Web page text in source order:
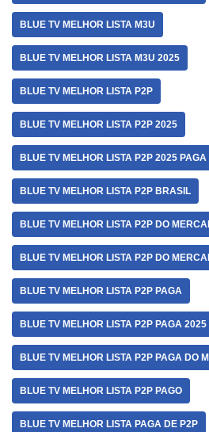
BLUE TV MELHOR LISTA M3U
BLUE TV MELHOR LISTA M3U 2025
BLUE TV MELHOR LISTA P2P
BLUE TV MELHOR LISTA P2P 2025
BLUE TV MELHOR LISTA P2P 2025 PAGA
BLUE TV MELHOR LISTA P2P BRASIL
BLUE TV MELHOR LISTA P2P DO
BLUE TV MELHOR LISTA P2P DO
BLUE TV MELHOR LISTA P2P PAGA
BLUE TV MELHOR LISTA P2P PAGA 2025
BLUE TV MELHOR LISTA P2P PAGA DO
BLUE TV MELHOR LISTA P2P PAGO
BLUE TV MELHOR LISTA PAGA DE P2P